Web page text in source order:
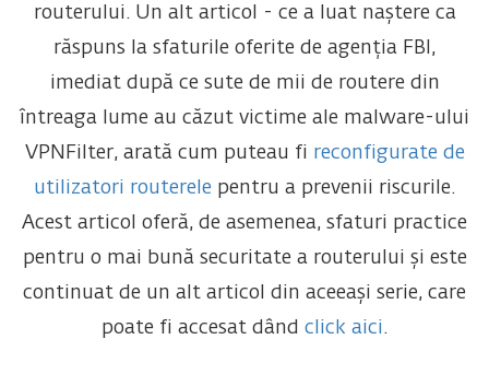
routerului. Un alt articol - ce a luat naștere ca
răspuns la sfaturile oferite de agenția FBI,
imediat după ce sute de mii de routere din
întreaga lume au căzut victime ale malware-ului
VPNFilter, arată cum puteau fi reconfigurate de
utilizatori routerele pentru a prevenii riscurile.
Acest articol oferă, de asemenea, sfaturi practice
pentru o mai bună securitate a routerului și este
continuat de un alt articol din aceeași serie, care
poate fi accesat dând click aici.